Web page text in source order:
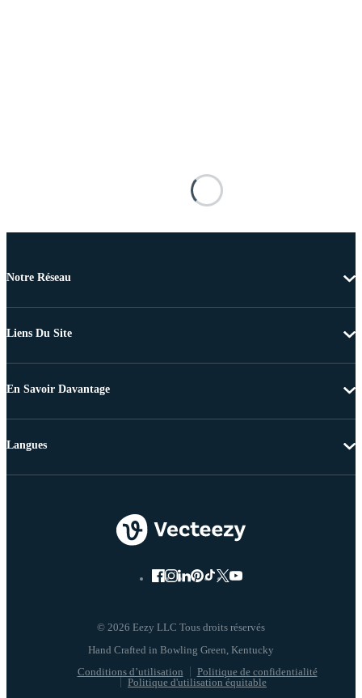
Notre Réseau
Liens Du Site
En Savoir Davantage
© 2026 Eezy LLC Tous droits réservés
Conditions d’utilisation
Politique de confidentialité
Politique d'utilisation équitable
Langues